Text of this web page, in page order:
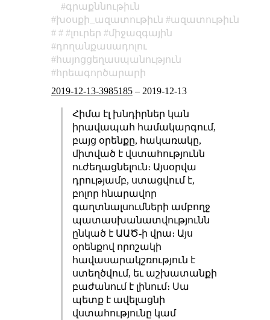
գրաքննութիւն
խօսքի_ազատութիւն
ազատութիւն
լուրեր
միջազգային
դողանքասադոլու
հայոցցեղասպանություն
հրեագործարարի
2019-12-13-3985185– 2019-12-13
Հիմա էլ խնդիրներ կան
իրավապահ համակարգում,
բայց օրենքը, հակառակը,
միտված է վստահությունն
ուժեղացնելուն։ Այսօրվա
դրությամբ, ստացվում է,
բոլոր հնարավոր
գաղտնալսումների ամբողջ
պատասխանատվությունն
ընկած է ԱԱԾ-ի վրա։ Այս
օրենքով որոշակի
հավասարակշռություն է
ստեղծվում, եւ աշխատանքի
բաժանում է լինում։ Սա
պետք է ավելացնի
վստահությունը կամ